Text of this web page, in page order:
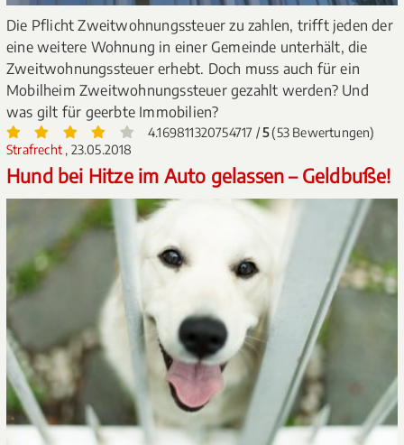
Die Pflicht Zweitwohnungssteuer zu zahlen, trifft jeden der
eine weitere Wohnung in einer Gemeinde unterhält, die
Zweitwohnungssteuer erhebt. Doch muss auch für ein
Mobilheim Zweitwohnungssteuer gezahlt werden? Und
was gilt für geerbte Immobilien?
4.169811320754717 /5(53 Bewertungen)
Strafrecht , 23.05.2018
Hund bei Hitze im Auto gelassen – Geldbuße!